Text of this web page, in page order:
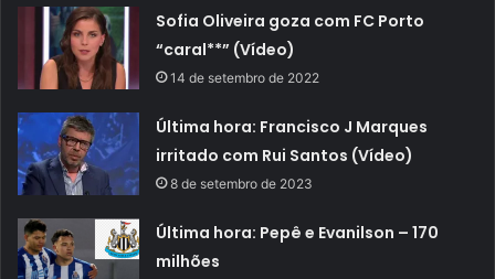
Sofia Oliveira goza com FC Porto
“caral**” (Vídeo)
14 de setembro de 2022
Última hora: Francisco J Marques
irritado com Rui Santos (Vídeo)
8 de setembro de 2023
Última hora: Pepê e Evanilson – 170
milhões